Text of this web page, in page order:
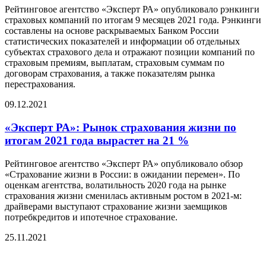
Рейтинговое агентство «Эксперт РА» опубликовало рэнкинги
страховых компаний по итогам 9 месяцев 2021 года. Рэнкинги
составлены на основе раскрываемых Банком России
статистических показателей и информации об отдельных
субъектах страхового дела и отражают позиции компаний по
страховым премиям, выплатам, страховым суммам по
договорам страхования, а также показателям рынка
перестрахования.
09.12.2021
«Эксперт РА»: Рынок страхования жизни по
итогам 2021 года вырастет на 21 %
Рейтинговое агентство «Эксперт РА» опубликовало обзор
«Страхование жизни в России: в ожидании перемен». По
оценкам агентства, волатильность 2020 года на рынке
страхования жизни сменилась активным ростом в 2021-м:
драйверами выступают страхование жизни заемщиков
потребкредитов и ипотечное страхование.
25.11.2021